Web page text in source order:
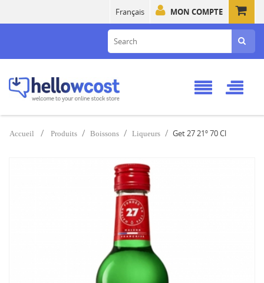
MON COMPTE
Français
Accueil Produits Boissons Liqueurs Get 27 21º 70 Cl